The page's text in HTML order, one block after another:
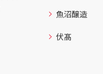
魚沼醸造
伏髙